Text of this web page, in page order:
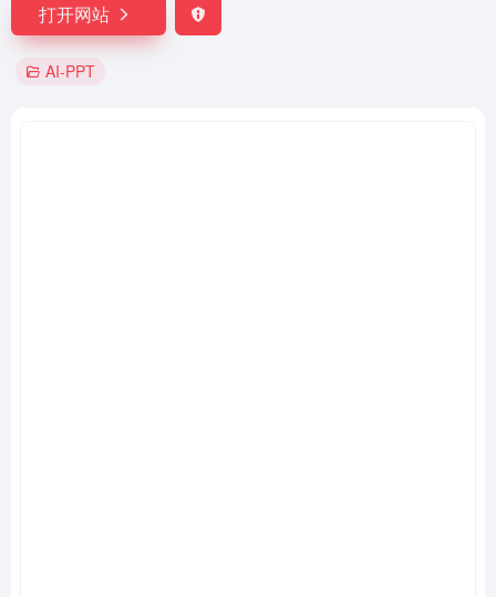
打开网站
AI-PPT